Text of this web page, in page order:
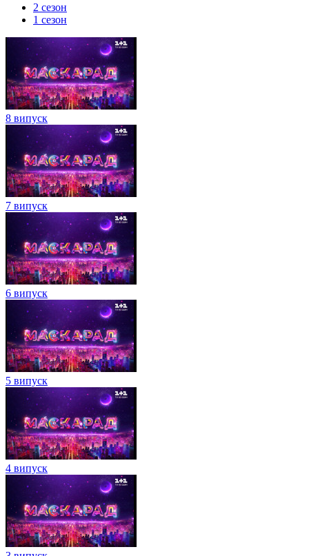
2 сезон
1 сезон
8 випуск
7 випуск
6 випуск
5 випуск
4 випуск